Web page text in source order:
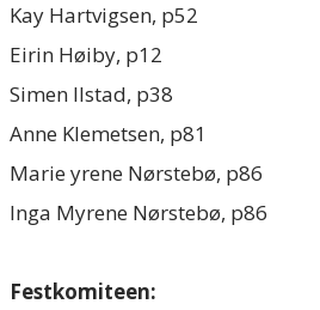
Kay Hartvigsen, p52
Eirin Høiby, p12
Simen Ilstad, p38
Anne Klemetsen, p81
Marie yrene Nørstebø, p86
Inga Myrene Nørstebø, p86
Festkomiteen: